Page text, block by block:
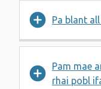
Pa blant
Pam mae
rhai pobl